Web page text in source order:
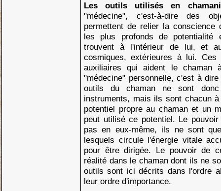
Les outils utilisés en
"médecine", c'est-à-dire des
permettent de relier la conscience
les plus profonds de
trouvent à l'intérieur de lui, et
cosmiques, extérieures à lui.
auxiliaires qui aident le chaman
"médecine" personnelle, c'est à
outils du chaman ne sont
instruments, mais ils sont chacun
potentiel propre au chaman et un
peut utilisé ce potentiel. Le
pas en eux-même, ils ne sont
lesquels circule l'énergie vitale
pour être dirigée. Le pouvoir de
réalité dans le chaman dont ils ne
outils sont ici décrits dans l'ordre
leur ordre d'importance.